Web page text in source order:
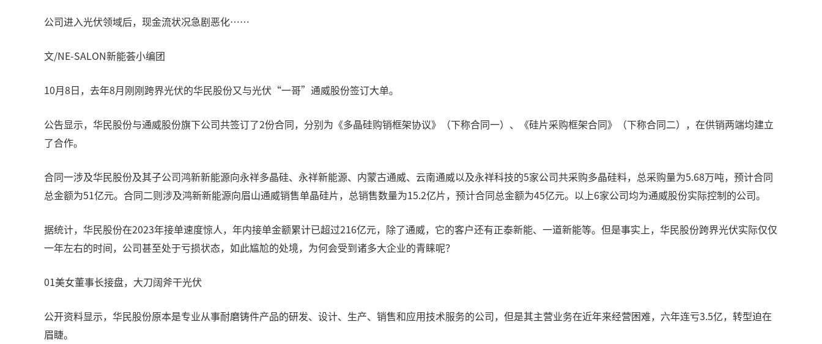
公司进入光伏领域后，现金流状况急剧恶化……
文/NE-SALON新能荟小编团
10月8日，去年8月刚刚跨界光伏的华民股份又与光伏“一哥”通威股份签订大单。
公告显示，华民股份与通威股份旗下公司共签订了2份合同，分别为《多晶硅购销框架协议》（下称合同一）、《硅片采购框架合同》（下称合同二），在供销两端均建立
了合作。
合同一涉及华民股份及其子公司鸿新新能源向永祥多晶硅、永祥新能源、内蒙古通威、云南通威以及永祥科技的5家公司共采购多晶硅料，总采购量为5.68万吨，预计合同
总金额为51亿元。合同二则涉及鸿新新能源向眉山通威销售单晶硅片，总销售数量为15.2亿片，预计合同总金额为45亿元。以上6家公司均为通威股份实际控制的公司。
据统计，华民股份在2023年接单速度惊人，年内接单金额累计已超过216亿元，除了通威，它的客户还有正泰新能、一道新能等。但是事实上，华民股份跨界光伏实际仅仅
一年左右的时间，公司甚至处于亏损状态，如此尴尬的处境，为何会受到诸多大企业的青睐呢？
01美女董事长接盘，大刀阔斧干光伏
公开资料显示，华民股份原本是专业从事耐磨铸件产品的研发、设计、生产、销售和应用技术服务的公司，但是其主营业务在近年来经营困难，六年连亏3.5亿，转型迫在
眉睫。